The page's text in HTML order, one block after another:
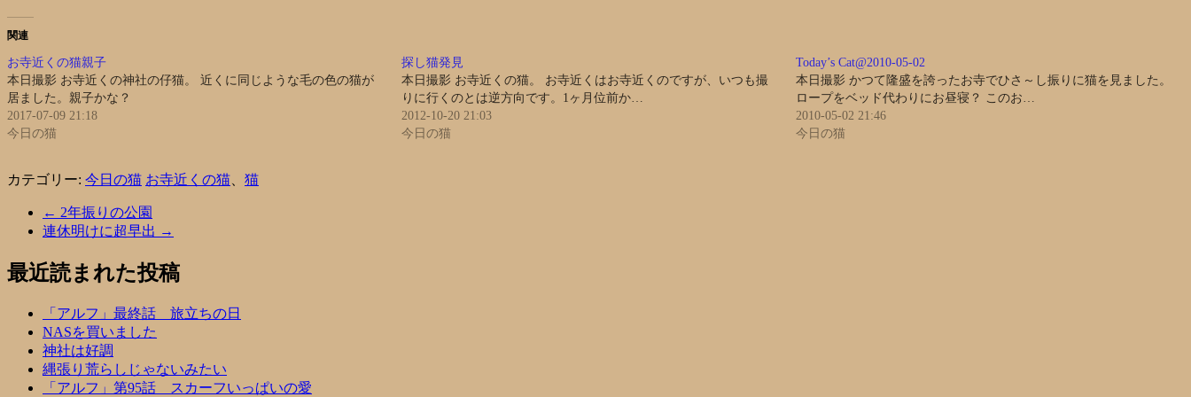
関連
お寺近くの猫親子
本日撮影 お寺近くの神社の仔猫。 近くに同じような毛の色の猫が
居ました。親子かな？
2017-07-09 21:18
今日の猫
探し猫発見
本日撮影 お寺近くの猫。 お寺近くはお寺近くのですが、いつも撮
りに行くのとは逆方向です。1ヶ月位前か…
2012-10-20 21:03
今日の猫
Today’s Cat@2010-05-02
本日撮影 かつて隆盛を誇ったお寺でひさ～し振りに猫を見ました。
ロープをベッド代わりにお昼寝？ このお…
2010-05-02 21:46
今日の猫
カテゴリー: 今日の猫 お寺近くの猫 猫
← 2年振りの公園
連休明けに超早出 →
最近読まれた投稿
「アルフ」最終話 旅立ちの日
NASを買いました
神社は好調
縄張り荒らしじゃないみたい
「アルフ」第95話 スカーフいっぱいの愛